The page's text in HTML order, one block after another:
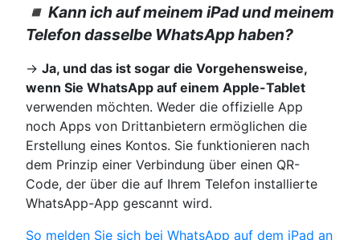
◾ Kann ich auf meinem iPad und meinem
Telefon dasselbe WhatsApp haben?
→ Ja, und das ist sogar die Vorgehensweise,
wenn Sie WhatsApp auf einem Apple-Tablet
verwenden möchten. Weder die offizielle App
noch Apps von Drittanbietern ermöglichen die
Erstellung eines Kontos. Sie funktionieren nach
dem Prinzip einer Verbindung über einen QR-
Code, der über die auf Ihrem Telefon installierte
WhatsApp-App gescannt wird.
So melden Sie sich bei WhatsApp auf dem iPad an